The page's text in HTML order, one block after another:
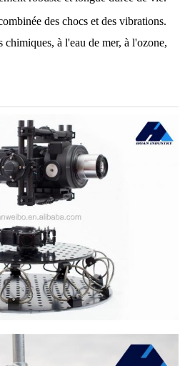
des chocs et des vibrations.
chimiques, à l'eau de mer, à l'ozone,